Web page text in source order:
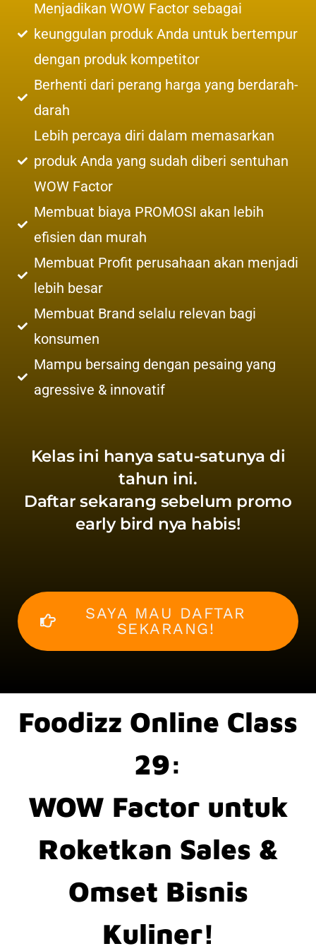
Menjadikan WOW Factor sebagai
keunggulan produk Anda untuk bertempur
dengan produk kompetitor
Berhenti dari perang harga yang berdarah-
darah
Lebih percaya diri dalam memasarkan
produk Anda yang sudah diberi sentuhan
WOW Factor
Membuat biaya PROMOSI akan lebih
efisien dan murah
Membuat Profit perusahaan akan menjadi
lebih besar
Membuat Brand selalu relevan bagi
konsumen
Mampu bersaing dengan pesaing yang
agressive & innovatif
Kelas ini hanya satu-satunya di
tahun ini.
Daftar sekarang sebelum promo
early bird nya habis!
SAYA MAU DAFTAR
SEKARANG!
Foodizz Online Class
29:
WOW Factor untuk
Roketkan Sales &
Omset Bisnis
Kuliner!